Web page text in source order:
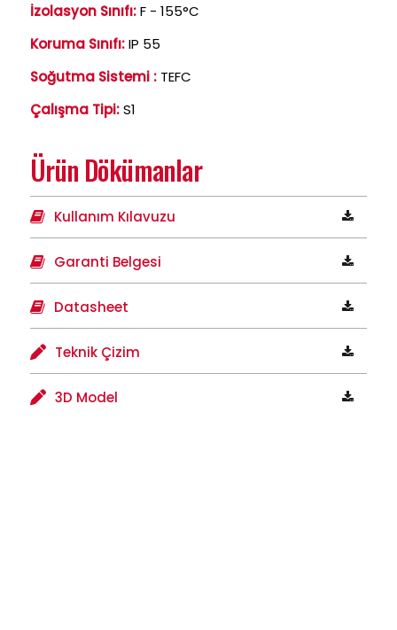
İzolasyon Sınıfı:F - 155°C
Koruma Sınıfı:IP 55
Soğutma Sistemi : TEFC
Çalışma Tipi:S1
Ürün Dökümanlar
Kullanım Kılavuzu
Garanti Belgesi
Datasheet
Teknik Çizim
3D Model